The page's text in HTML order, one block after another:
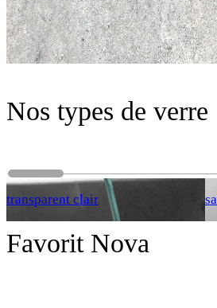
Nos types de verre
transparent clair
Favorit Nova